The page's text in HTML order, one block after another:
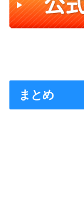
まとめ